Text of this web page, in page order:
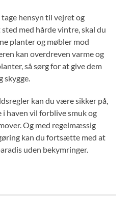
hensyn til vejret og
med hårde vintre, skal du
planter og møbler mod
kan overdreven varme og
så sørg for at give dem
kan du være sikker på,
i haven vil forblive smuk og
Og med regelmæssig
kan du fortsætte med at
uden bekymringer.